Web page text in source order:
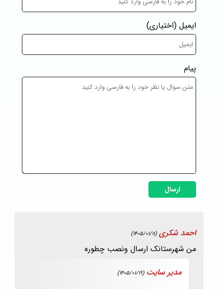
ایمیل (اختیاری)
پیام
ارسال
احمد شکری (1405/01/11)
من شهرستانک ارسال ونصب چطوره
مدیر سایت (1405/01/19)